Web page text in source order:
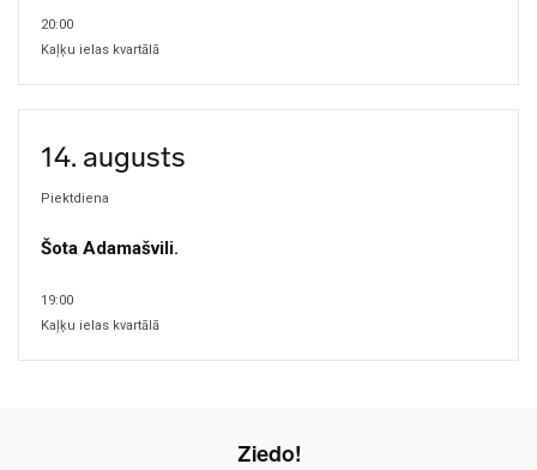
20:00
Kaļķu ielas kvartālā
14. augusts
Piektdiena
Šota Adamašvili.
19:00
Kaļķu ielas kvartālā
Ziedo!